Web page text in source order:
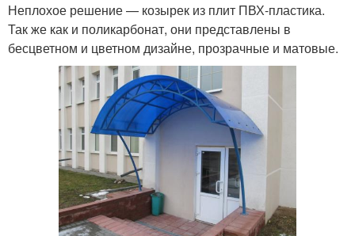
Неплохое решение — козырек из плит ПВХ-пластика.
Так же как и поликарбонат, они представлены в
бесцветном и цветном дизайне, прозрачные и матовые.